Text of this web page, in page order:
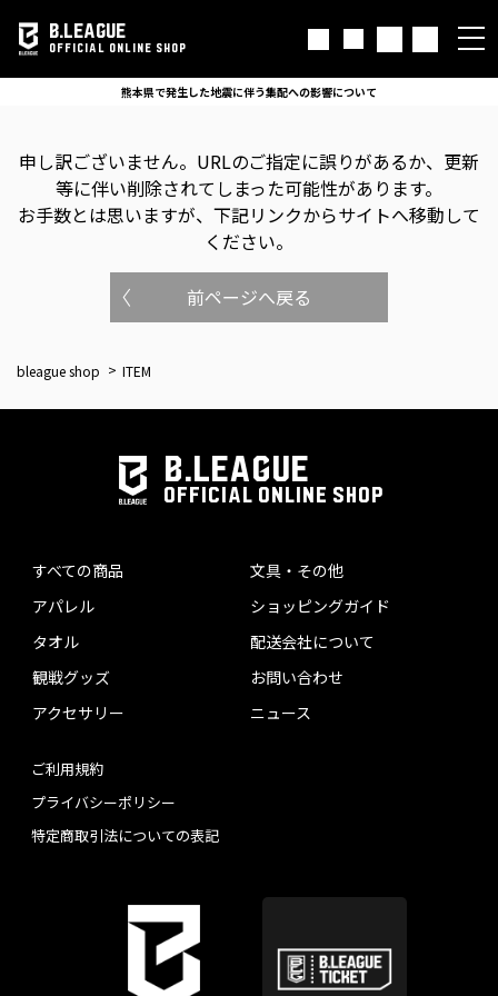
B.LEAGUE
OFFICIAL ONLINE SHOP
熊本県で発生した地震に伴う集配への影響について
申し訳ございません。 URLのご指定に誤りがあるか、更新
等に伴い削除されてしまった可能性があります。
お手数とは思いますが、下記リンクからサイトへ移動して
ください。
前ページへ戻る
bleague shop ITEM
B.LEAGUE
OFFICIAL ONLINE SHOP
すべての商品
アパレル
タオル
観戦グッズ
アクセサリー
文具・その他
ショッピングガイド
配送会社について
お問い合わせ
ニュース
ご利用規約
プライバシーポリシー
特定商取引法についての表記